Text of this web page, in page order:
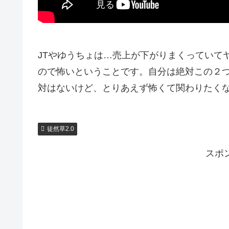
JTやゆうちょは…売上が下がりまくっていて
ので怖いということです。自分は絶対この２
対はないけど、とりあえず怖くて関わりたく
徒然草2.0
スポ